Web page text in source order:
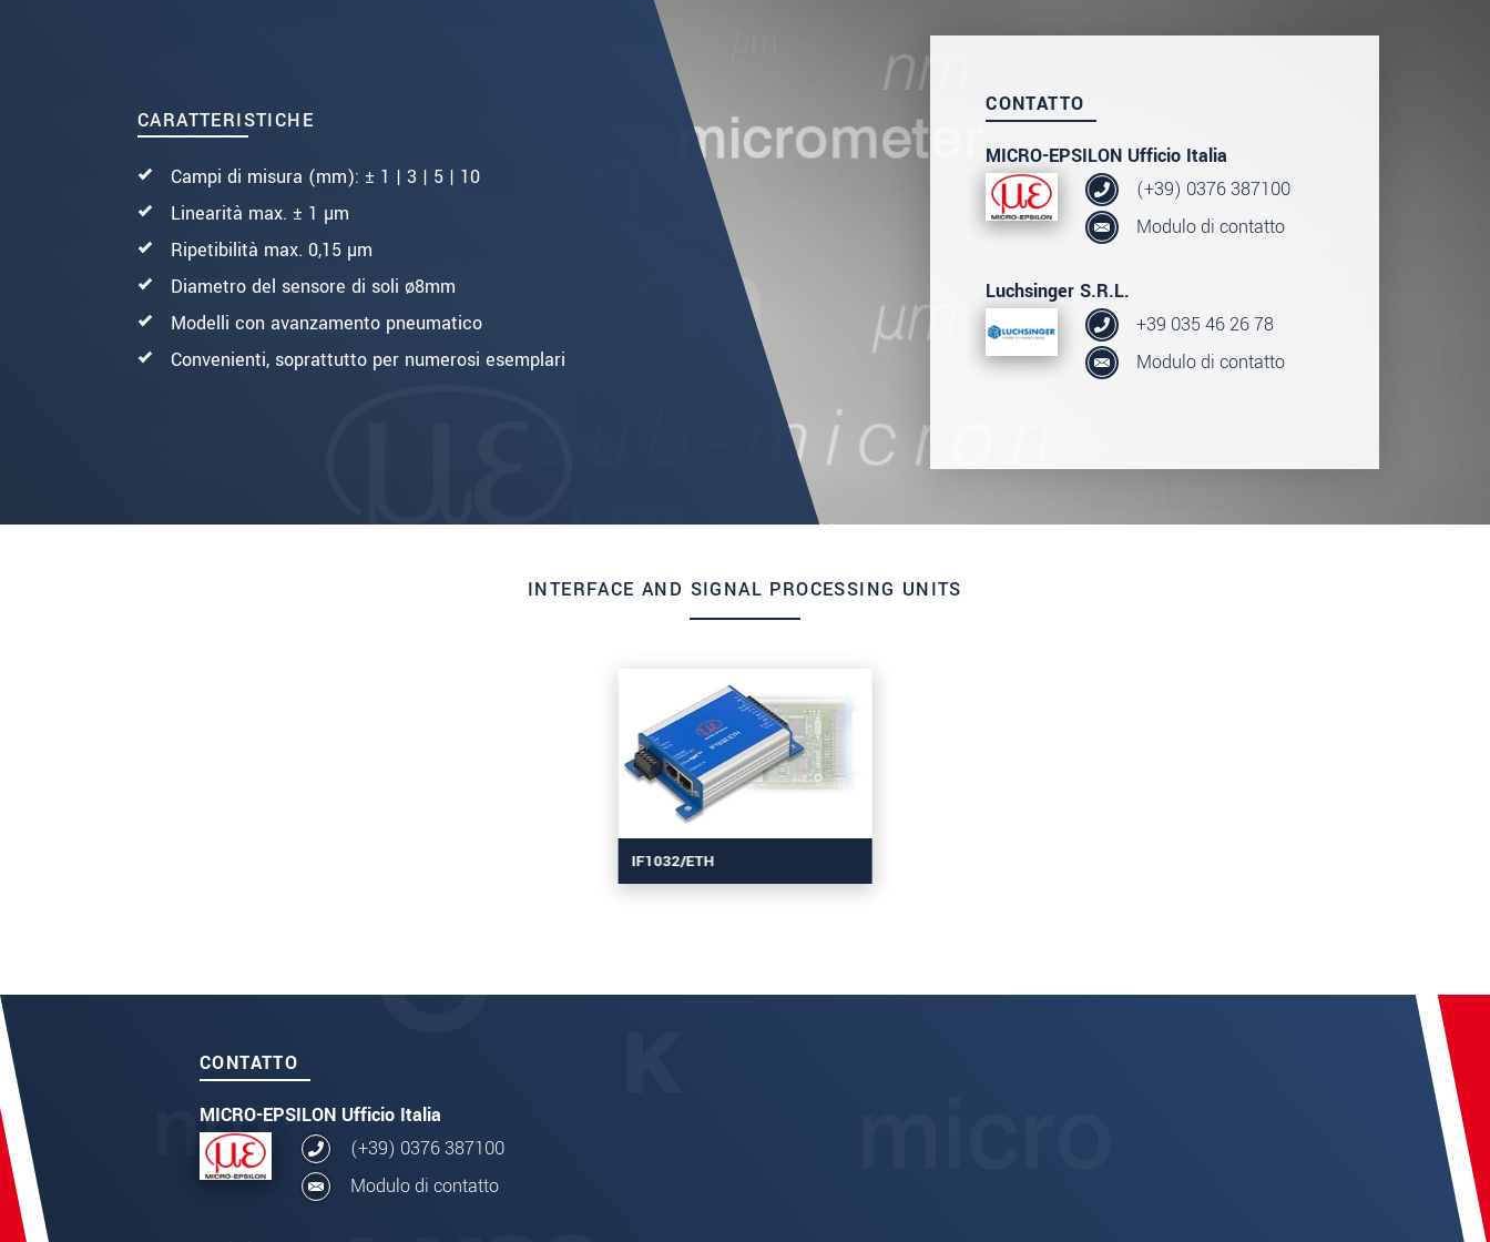
CARATTERISTICHE
Campi di misura (mm): ± 1 | 3 | 5 | 10
Linearità max. ± 1 µm
Ripetibilità max. 0,15 µm
Diametro del sensore di soli ø8mm
Modelli con avanzamento pneumatico
Convenienti, soprattutto per numerosi esemplari
CONTATTO
MICRO-EPSILON Ufficio Italia
(+39) 0376 387100
Modulo di contatto
Luchsinger S.R.L.
+39 035 46 26 78
Modulo di contatto
INTERFACE AND SIGNAL PROCESSING UNITS
IF1032/ETH
CONTATTO
MICRO-EPSILON Ufficio Italia
(+39) 0376 387100
Modulo di contatto